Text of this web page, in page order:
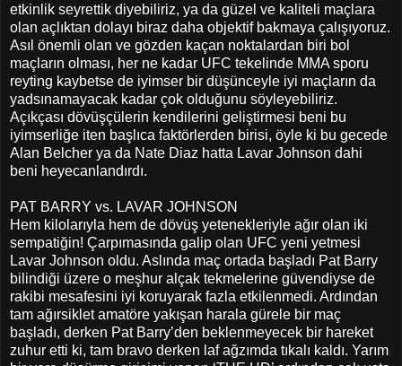
etkinlik seyrettik diyebiliriz, ya da güzel ve kaliteli maçlara
olan açlıktan dolayı biraz daha objektif bakmaya çalışıyoruz.
Asıl önemli olan ve gözden kaçan noktalardan biri bol
maçların olması, her ne kadar UFC tekelinde MMA sporu
reyting kaybetse de iyimser bir düşünceyle iyi maçların da
yadsınamayacak kadar çok olduğunu söyleyebiliriz.
Açıkçası dövüşçülerin kendilerini geliştirmesi beni bu
iyimserliğe iten başlıca faktörlerden birisi, öyle ki bu gecede
Alan Belcher ya da Nate Diaz hatta Lavar Johnson dahi
beni heyecanlandırdı.
PAT BARRY vs. LAVAR JOHNSON
Hem kilolarıyla hem de dövüş yetenekleriyle ağır olan iki
sempatiğin! Çarpımasında galip olan UFC yeni yetmesi
Lavar Johnson oldu. Aslında maç ortada başladı Pat Barry
bilindiği üzere o meşhur alçak tekmelerine güvendiyse de
rakibi mesafesini iyi koruyarak fazla etkilenmedi. Ardından
tam ağırsiklet amatöre yakışan harala gürele bir maç
başladı, derken Pat Barry’den beklenmeyecek bir hareket
zuhur etti ki, tam bravo derken laf ağzımda tıkalı kaldı. Yarım